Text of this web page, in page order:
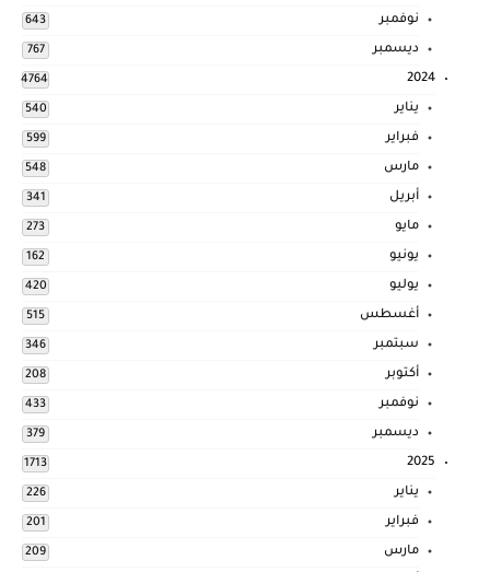
نوفمبر 643
ديسمبر 767
2024
4764
يناير 540
فبراير 599
مارس 548
أبريل 341
مايو 273
يونيو 162
يوليو 420
أغسطس 515
سبتمبر 346
أكتوبر 208
نوفمبر 433
ديسمبر 379
2025
1713
يناير 226
فبراير 201
مارس 209